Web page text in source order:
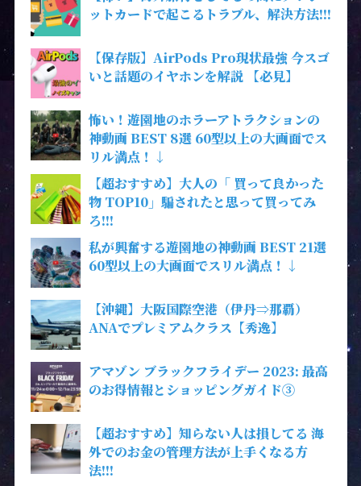
ットカードで起こるトラブル、解決方法!!!
【保存版】AirPods Pro現状最強 今スゴ
いと話題のイヤホンを解説 【必見】
怖い！遊園地のホラーアトラクションの
神動画 BEST 8選 60型以上の大画面でス
リル満点！↓
【超おすすめ】大人の「 買って良かった
物 TOP10」騙されたと思って買ってみ
ろ!!!
私が興奮する遊園地の神動画 BEST 21選
60型以上の大画面でスリル満点！↓
【沖縄】大阪国際空港（伊丹⇒那覇）
ANAでプレミアムクラス【秀逸】
アマゾン ブラックフライデー 2023: 最高
のお得情報とショッピングガイド③
【超おすすめ】知らない人は損してる 海
外でのお金の管理方法が上手くなる方
法!!!